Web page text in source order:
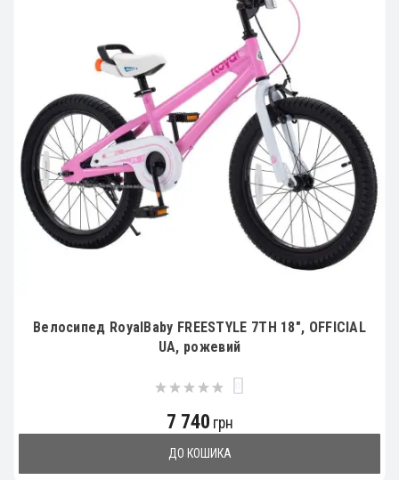
Велосипед RoyalBaby FREESTYLE 7TH 18", OFFICIAL
UA, рожевий
7 740 грн
ДО КОШИКА